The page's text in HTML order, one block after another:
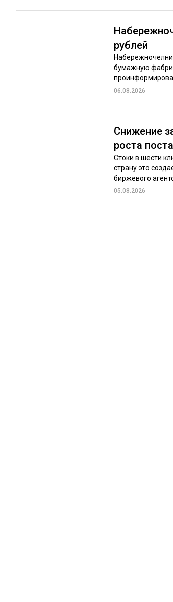
рублей
бумажную
06.08.2026
Снижение
роста
Стоки в шести
страну это
биржевого
05.08.2026